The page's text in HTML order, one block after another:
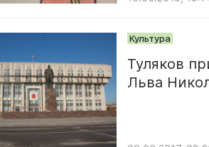
Культура
Туляков
Льва